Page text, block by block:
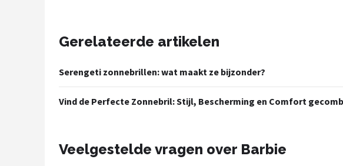
Fako Fashion®
Zonnebril Dames
Gerelateerde artikelen
Serengeti zonnebrillen: wat maakt ze bijzonder?
Vind de Perfecte Zonnebril: Stijl, Bescherming en Comfort
Veelgestelde vragen over Barbie